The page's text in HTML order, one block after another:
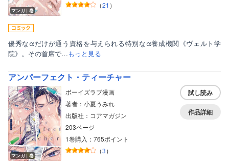
マンガ｜巻
（21 ）
優秀なαだけが通う資格を与えられる特別なα養成機関《ヴェルト学
院》。その首席で…もっと見る
アンパーフェクト・ティーチャー
マンガ｜巻
ボーイズラブ漫画
著者：小夏うみれ
出版社：コアマガジン
203ページ
1巻購入：765ポイント
（3）
試し読み
作品詳細